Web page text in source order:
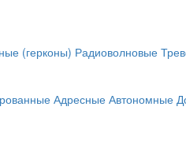
(герконы) Радиоволновые
Адресные Автономные